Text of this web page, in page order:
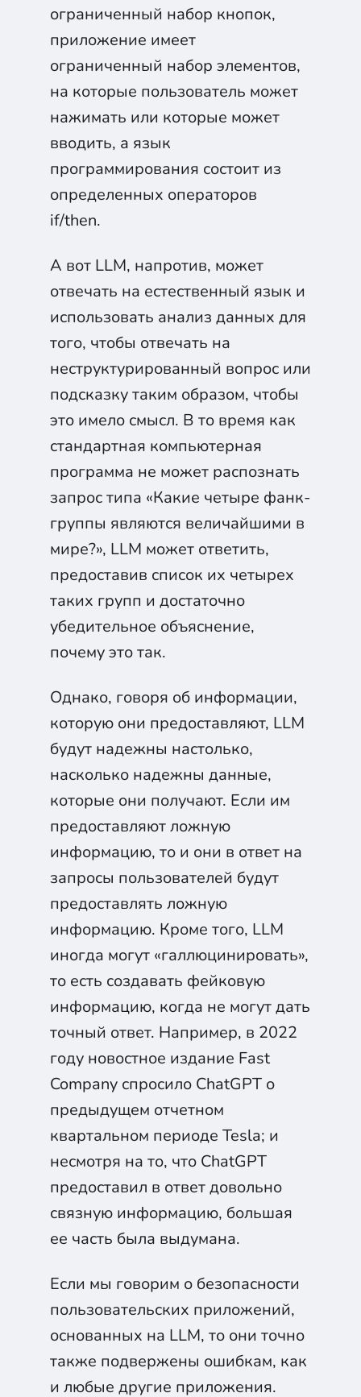
Получи бесплатный
модуль
«Python программист с
нуля»
Бонус: лекции из курса "Английский для
IT" и карьерного интенсива
Скидка 5 315₽ на полный курс
ограниченный набор кнопок,
приложение имеет
ограниченный набор элементов,
на которые пользователь может
нажимать или которые может
вводить, а язык
программирования состоит из
определенных операторов
if/then.
А вот LLM, напротив, может
отвечать на естественный язык и
использовать анализ данных для
того, чтобы отвечать на
неструктурированный вопрос или
подсказку таким образом, чтобы
это имело смысл. В то время как
стандартная компьютерная
программа не может распознать
запрос типа «Какие четыре фанк-
группы являются величайшими в
мире?», LLM может ответить,
предоставив список их четырех
таких групп и достаточно
убедительное объяснение,
почему это так.
Однако, говоря об информации,
которую они предоставляют, LLM
будут надежны настолько,
насколько надежны данные,
которые они получают. Если им
предоставляют ложную
информацию, то и они в ответ на
запросы пользователей будут
предоставлять ложную
информацию. Кроме того, LLM
иногда могут «галлюцинировать»,
то есть создавать фейковую
информацию, когда не могут дать
точный ответ. Например, в 2022
году новостное издание Fast
Company спросило ChatGPT о
предыдущем отчетном
квартальном периоде Tesla; и
несмотря на то, что ChatGPT
предоставил в ответ довольно
связную информацию, большая
ее часть была выдумана.
Если мы говорим о безопасности
пользовательских приложений,
основанных на LLM, то они точно
также подвержены ошибкам, как
и любые другие приложения.